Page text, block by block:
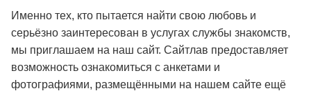
Именно тех, кто пытается найти свою любовь и
серьёзно заинтересован в услугах службы знакомств,
мы приглашаем на наш сайт. Сайтлав предоставляет
возможность ознакомиться с анкетами и
фотографиями, размещёнными на нашем сайте ещё